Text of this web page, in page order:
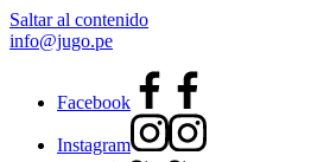
Saltar al contenido
info@jugo.pe
Facebook
Instagram